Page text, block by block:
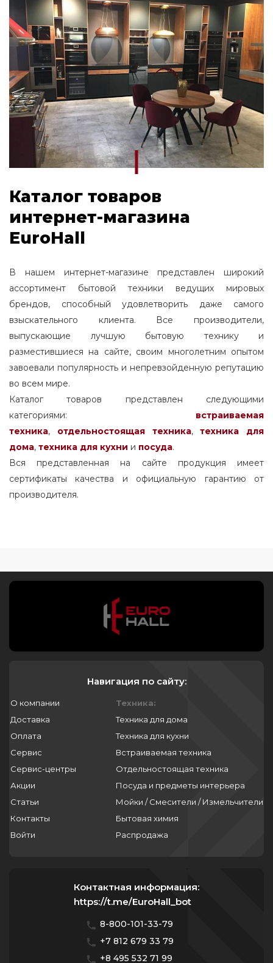
Каталог товаров
интернет-магазина
EuroHall
В нашем интернет-магазине представлен широкий
ассортимент бытовой техники ведущих мировых
брендов, способный удовлетворить даже самого
взыскательного клиента. Все производители,
выпускающие лучшую бытовую технику и
разместившиеся на сайте, своим многолетним опытом
завоевали популярность и непревзойденную репутацию
во всем мире.
Каталог товаров представлен следующими
категориями: встраиваемая
техника, отдельностоящаятехника,
техника для
дома, техника для кухни и посуда.
Вся представленная на сайте продукция имеет
сертификаты качества и официальную гарантию от
производителя.
Навигация по сайту:
О компании
Доставка
Оплата
Сервис
Сервис-центры
Акции
Статьи
Контакты
Войти
Техника:
Техника для дома
Техника для кухни
Встраиваемая техника
Отдельностоящая техника
Посуда и предметы интерьера
Мойки / Смесители / Измельчители
Бытовая химия
Распродажа
Контактная информация:
https://t.me/EuroHall_bot
8-800-101-33-79
+7 812 679 33 79
+8 495 532 71 99